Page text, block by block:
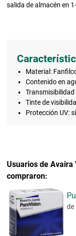
salida de almacén en
Material:
Contenido en
Tinte de
Protección UV: sí
Usuarios de
compraron:
de